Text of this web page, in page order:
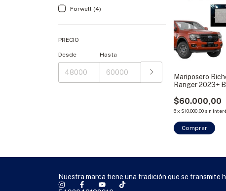
Forwell (4)
PRECIO
Desde Hasta
Mariposero
Ranger 2023+
$60.000,00
6x $10.000,00 sin
Nuestra marca tiene una tradición que se transmite